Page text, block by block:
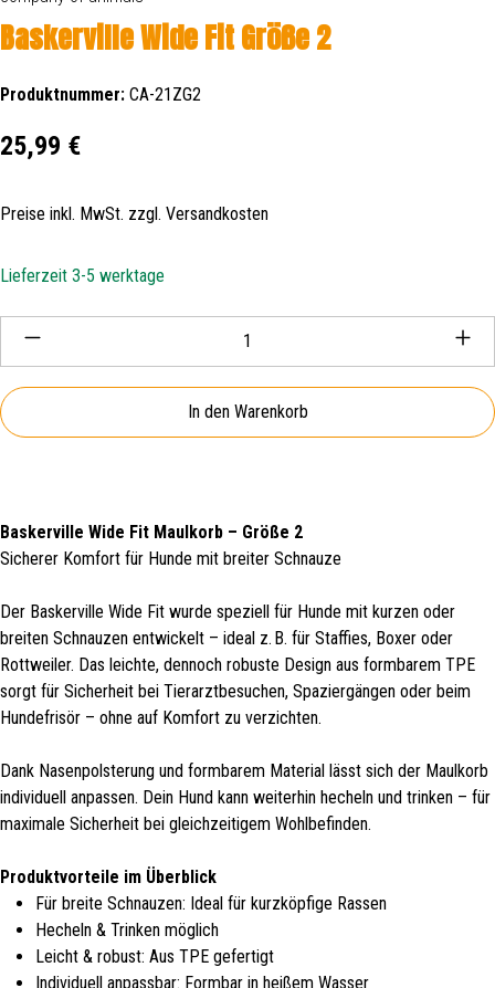
Baskerville Wide Fit Größe 2
Produktnummer: CA-21ZG2
Regulärer Preis:
25,99 €
Preise inkl. MwSt. zzgl. Versandkosten
Lieferzeit 3-5 werktage
Produkt Anzahl: Gib den gewünschten Wert ein oder
In den Warenkorb
Baskerville Wide Fit Maulkorb – Größe 2
Sicherer Komfort für Hunde mit breiter Schnauze
Der Baskerville Wide Fit wurde speziell für Hunde mit kurzen oder
breiten Schnauzen entwickelt – ideal z. B. für Staffies, Boxer oder
Rottweiler. Das leichte, dennoch robuste Design aus formbarem TPE
sorgt für Sicherheit bei Tierarztbesuchen, Spaziergängen oder beim
Hundefrisör – ohne auf Komfort zu verzichten.
Dank Nasenpolsterung und formbarem Material lässt sich der Maulkorb
individuell anpassen. Dein Hund kann weiterhin hecheln und trinken – für
maximale Sicherheit bei gleichzeitigem Wohlbefinden.
Produktvorteile im Überblick
Für breite Schnauzen: Ideal für kurzköpfige Rassen
Hecheln & Trinken möglich
Leicht & robust: Aus TPE gefertigt
Individuell anpassbar: Formbar in heißem Wasser